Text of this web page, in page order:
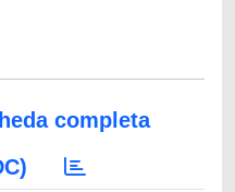
completa